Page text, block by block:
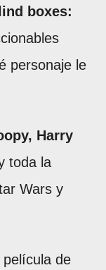
boxes:
personaje le
Harry
toda la
Wars y
película de